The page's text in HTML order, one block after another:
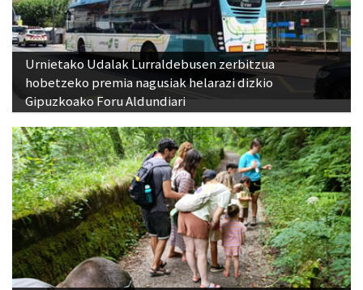
Urnietako Udalak Lurraldebusen zerbitzua
hobetzeko premia nagusiak helarazi dizkio
Gipuzkoako Foru Aldundiari